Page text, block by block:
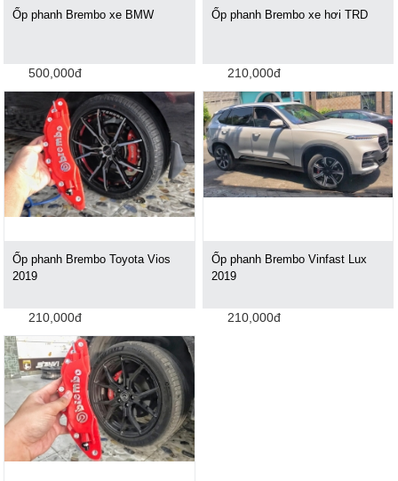
Ốp phanh Brembo xe BMW
500,000đ
Ốp phanh Brembo xe hơi TRD
210,000đ
Ốp phanh Brembo Toyota Vios
2019
210,000đ
Ốp phanh Brembo Vinfast Lux
2019
210,000đ